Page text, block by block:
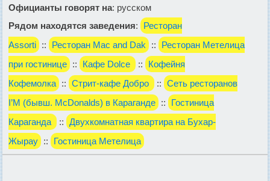
Официанты говорят на: русском
Рядом находятся заведения:
Ресторан
Assorti :: Ресторан Mac and Dak ::
Ресторан Метелица
при гостинице :: Кафе Dolce ::
Кофейня
Кофемолка :: Стрит-кафе Добро :: Сеть ресторанов
I’M (бывш. McDonalds) в Караганде ::
Гостиница
Караганда
:: Двухкомнатная квартира на Бухар-
Жырау :: Гостиница Метелица